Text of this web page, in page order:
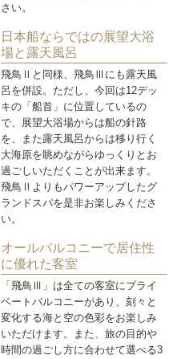
さい。
日本船ならではの展望大浴
場と露天風呂
飛鳥Ⅱと同様、飛鳥Ⅲにも露天風
呂を併設。ただし、今回は12デッ
キの「船首」に位置しているの
で、展望大浴場からは船の針路
を、また露天風呂からは移り行く
大海原を眺めながらゆっくりとお
過ごしいただくことが出来ます。
飛鳥Ⅱよりもパワーアップしたグ
ランドスパを是非お楽しみくださ
い。
オールバルコニーで居住性
に優れた客室
「飛鳥Ⅲ」は全ての客室にプライ
ベートバルコニーがあり、刻々と
変化する海と空の色彩をお楽しみ
いただけます。また、旅の目的や
時間の過ごし方に合わせて選べる3